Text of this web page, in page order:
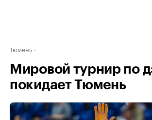
Тюмень
Мировой турнир по
покидает Тюмень